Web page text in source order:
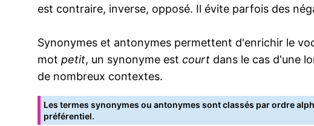
est contraire, inverse, opposé. Il évite parfois des
Synonymes et antonymes permettent d'enrichir le
mot petit, un synonyme est court dans le cas d'une
de nombreux contextes.
Les termes synonymes ou antonymes sont classés par ordre
préférentiel.